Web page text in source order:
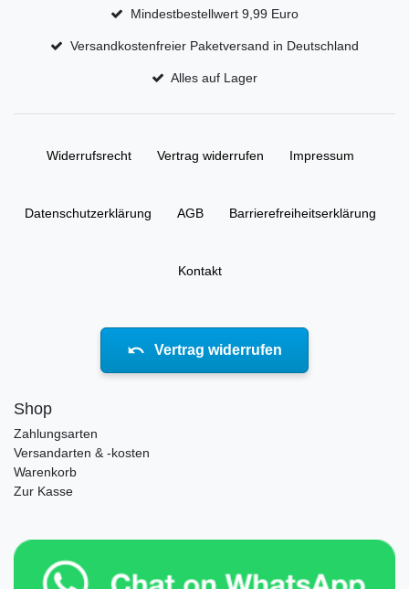
Mindestbestellwert 9,99 Euro
Versandkostenfreier Paketversand in Deutschland
Alles auf Lager
Widerrufs­recht Vertrag widerrufen Impressum
Daten­schutz­erklärung AGB Barrierefreiheitserklärung
Kontakt
Vertrag widerrufen
Shop
Zahlungsarten
Versandarten & -kosten
Warenkorb
Zur Kasse